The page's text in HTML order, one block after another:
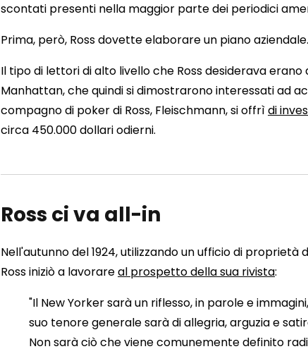
scontati presenti nella maggior parte dei periodici
Prima, però, Ross dovette elaborare un piano aziendale.
Il tipo di lettori di alto livello che Ross desiderava
Manhattan, che quindi si dimostrarono interessati ad
compagno di poker di Ross, Fleischmann, si offrìdi
circa 450.000 dollari odierni.
Ross ci va all-in
Nell'autunno del 1924, utilizzando un ufficio di
Ross iniziò a lavorareal prospetto della sua rivista:
"Il New Yorker sarà un riflesso, in parole e
suo tenore generale sarà di allegria, arguzia e
Non sarà ciò che viene comunemente definito